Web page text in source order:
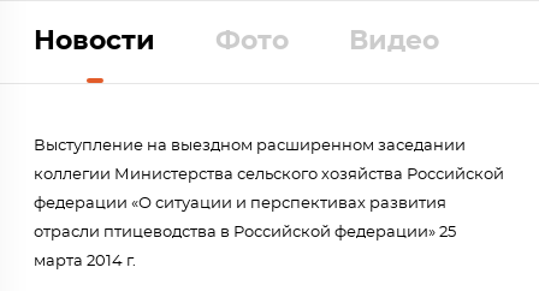
Новости Фото Видео
Выступление на выездном расширенном заседании
коллегии Министерства сельского хозяйства Российской
федерации «О ситуации и перспективах развития
отрасли птицеводства в Российской федерации» 25
марта 2014 г.